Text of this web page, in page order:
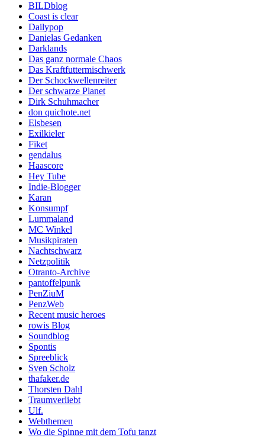
BILDblog
Coast is clear
Dailypop
Danielas Gedanken
Darklands
Das ganz normale Chaos
Das Kraftfuttermischwerk
Der Schockwellenreiter
Der schwarze Planet
Dirk Schuhmacher
don quichote.net
Elsbesen
Exilkieler
Fiket
gendalus
Haascore
Hey Tube
Indie-Blogger
Karan
Konsumpf
Lummaland
MC Winkel
Musikpiraten
Nachtschwarz
Netzpolitik
Otranto-Archive
pantoffelpunk
PenZiuM
PenzWeb
Recent music heroes
rowis Blog
Soundblog
Spontis
Spreeblick
Sven Scholz
thafaker.de
Thorsten Dahl
Traumverliebt
Ulf.
Webthemen
Wo die Spinne mit dem Tofu tanzt